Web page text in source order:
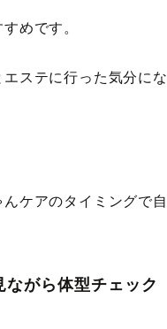
めです。
ステに行った気分にな
ケアのタイミングで自
がら体型チェック